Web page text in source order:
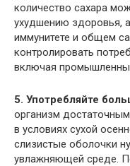
количество сахара
ухудшению здоровья,
иммунитете и общем
контролировать
включая
5. Употребляйте
организм
в условиях сухой
слизистые оболочки
увлажняющей среде.